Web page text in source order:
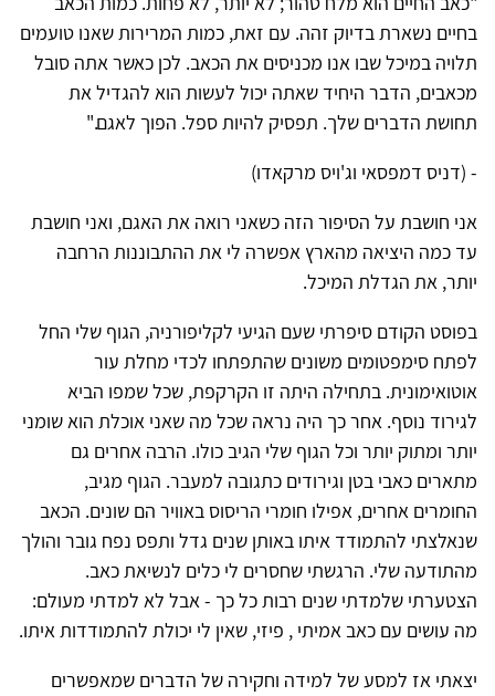
בחיים נשארת בדיוק זהה. עם זאת, כמות המרירות שאנו טועמים
תלויה במיכל שבו אנו מכניסים את הכאב. לכן כאשר אתה סובל
מכאבים, הדבר היחיד שאתה יכול לעשות הוא להגדיל את
תחושת הדברים שלך. תפסיק להיות ספל. הפוך לאגם."
- (דניס דמפסאי וג'ויס מרקאדו)
אני חושבת על הסיפור הזה כשאני רואה את האגם, ואני חושבת
עד כמה היציאה מהארץ אפשרה לי את ההתבוננות הרחבה
יותר, את הגדלת המיכל.
בפוסט הקודם סיפרתי שעם הגיעי לקליפורניה, הגוף שלי החל
לפתח סימפטומים משונים שהתפתחו לכדי מחלת עור
אוטואימונית. בתחילה היתה זו הקרקפת, שכל שמפו הביא
לגירוד נוסף. אחר כך היה נראה שכל מה שאני אוכלת הוא שומני
יותר ומתוק יותר וכל הגוף שלי הגיב כולו. הרבה אחרים גם
מתארים כאבי בטן וגירודים כתגובה למעבר. הגוף מגיב,
החומרים אחרים, אפילו חומרי הריסוס באוויר הם שונים. הכאב
שנאלצתי להתמודד איתו באותן שנים גדל ותפס נפח גובר והולך
מהתודעה שלי. הרגשתי שחסרים לי כלים לנשיאת כאב.
הצטערתי שלמדתי שנים רבות כל כך - אבל לא למדתי מעולם:
מה עושים עם כאב אמיתי , פיזי, שאין לי יכולת להתמודדות איתו.
יצאתי אז למסע של למידה וחקירה של הדברים שמאפשרים